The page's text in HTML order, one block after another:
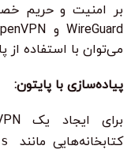
بر امنیت و حریم
می‌توان با استفاده از
پیاده‌سازی با پایتون:
کتابخانه‌هایی مانند